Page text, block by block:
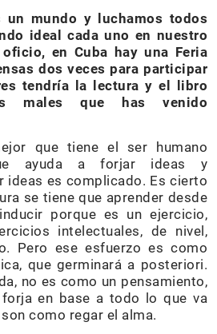
un mundo y luchamos todos
ideal cada uno en nuestro
en Cuba hay una Feria
dos veces para participar
tendría la lectura y el libro
males que has venido
que tiene el ser humano
ayuda a forjar ideas y
ideas es complicado. Es cierto
se tiene que aprender desde
porque es un ejercicio,
intelectuales, de nivel,
Pero ese esfuerzo es como
que germinará a posteriori.
no es como un pensamiento,
en base a todo lo que va
como regar el alma.